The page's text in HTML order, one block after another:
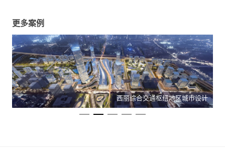
更多案例
西丽综合交通枢纽地区城市设计